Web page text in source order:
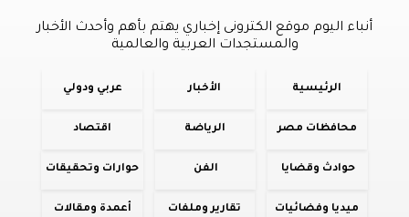
أنباء اليوم موقع الكترونى إخباري يهتم بأهم وأحدث الأخبار
والمستجدات العربية والعالمية
الرئيسية الأخبار عربي ودولي
محافظات مصر الرياضة اقتصاد
حوادث وقضايا الفن حوارات وتحقيقات
ميديا وفضائيات تقارير وملفات أعمدة ومقالات